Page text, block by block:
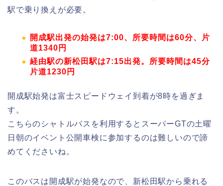
駅で乗り換えが必要。
開成駅出発の始発は7:00、所要時間は60分、片
道1340円
経由駅の新松田駅は7:15出発。所要時間は45分
片道1230円
開成駅始発は富士スピードウェイ到着が8時を過ぎま
す。
こちらのシャトルバスを利用するとスーパーGTの土曜
日朝のイベント公開車検に参加するのは難しいので諦
めてくださいね。
このバスは開成駅が始発なので、新松田駅から乗れる